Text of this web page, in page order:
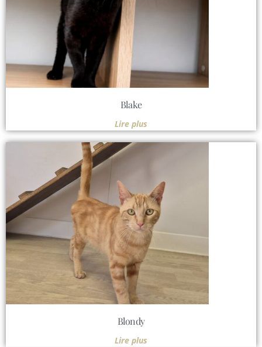
Blake
Lire plus
Blondy
Lire plus